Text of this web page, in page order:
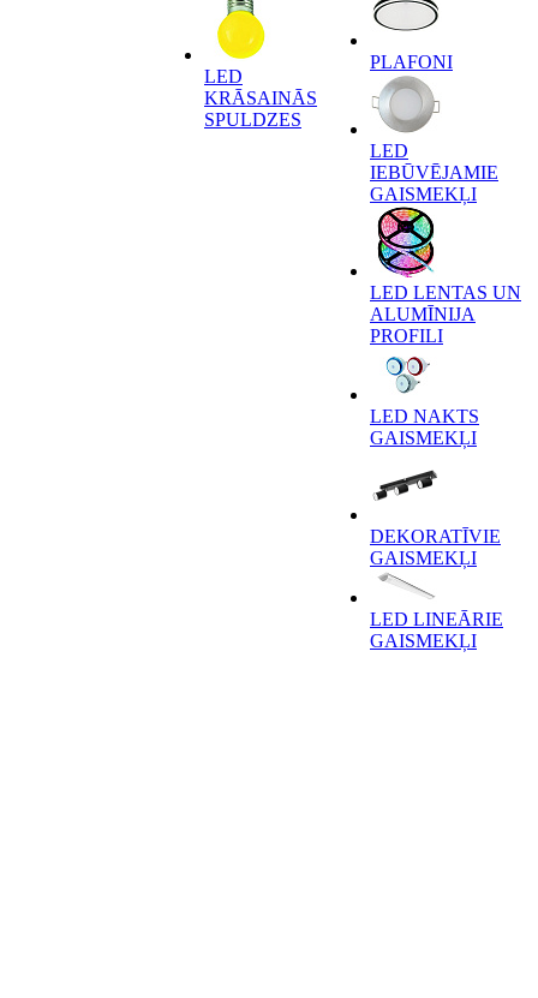
LED
KRĀSAINĀS
SPULDZES
PLAFONI
LED
IEBŪVĒJAMIE
GAISMEKĻI
LED LENTAS UN
ALUMĪNIJA
PROFILI
LED NAKTS
GAISMEKĻI
DEKORATĪVIE
GAISMEKĻI
LED LINEĀRIE
GAISMEKĻI